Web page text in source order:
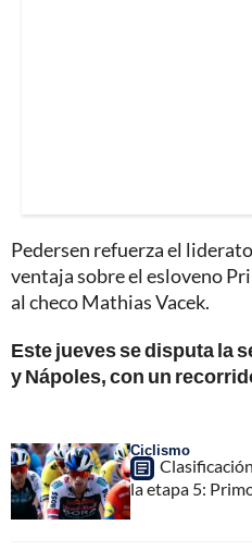
Pedersen refuerza el
ventaja sobre el esloveno
al checo Mathias Vacek.
Este jueves se disputa la
y Nápoles, con un
Ciclismo
la etapa 5: